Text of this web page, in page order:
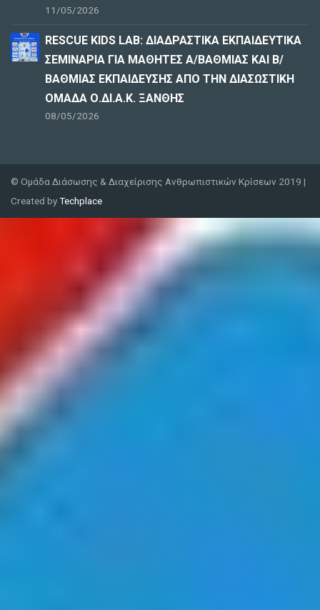
11/05/2026
RESCUE KIDS LAB: ΔΙAΔΡΑΣΤΙΚΑ ΕΚΠΑΙΔΕΥΤΙΚΑ
ΣΕΜΙΝΑΡΙΑ ΓΙΑ ΜΑΘΗΤΕΣ Α/ΒΑΘΜΙΑΣ ΚΑΙ Β/
ΒΑΘΜΙΑΣ ΕΚΠΑΙΔΕΥΣΗΣ ΑΠΟ ΤΗΝ ΔΙΑΣΩΣΤΙΚΗ
ΟΜΑΔΑ Ο.ΔΙ.Α.Κ. ΞΑΝΘΗΣ
08/05/2026
© Ομάδα Διάσωσης & Διαχείρισης Ανθρωπιστικών Κρίσεων 2019 |
Created byTechplace